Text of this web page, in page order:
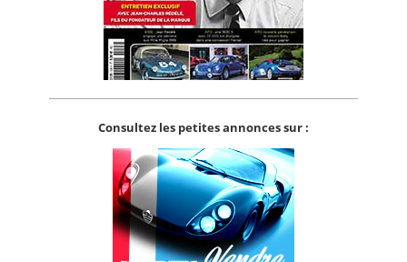
Consultez les petites annonces sur :